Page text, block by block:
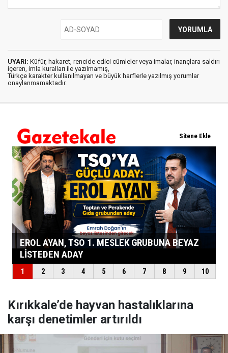
UYARI: Küfür, hakaret, rencide edici cümleler veya imalar, inançlara saldırı
içeren, imla kuralları ile yazılmamış,
Türkçe karakter kullanılmayan ve büyük harflerle yazılmış yorumlar
onaylanmamaktadır.
Kırıkkale’de hayvan hastalıklarına
karşı denetimler artırıldı